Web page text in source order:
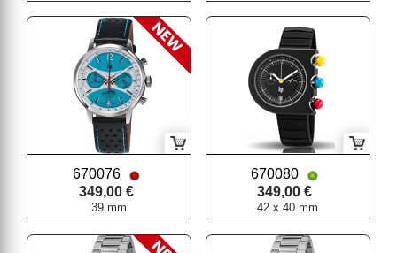
670076
349,00 €
39 mm
670080
349,00 €
42 x 40 mm